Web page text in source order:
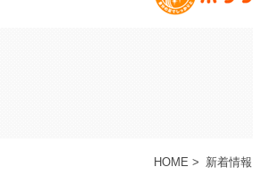
HOME > 新着情報